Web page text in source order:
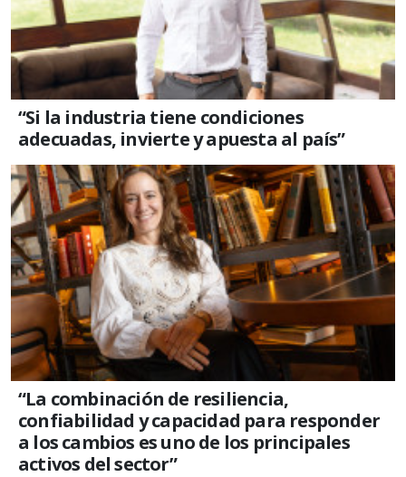
“Si la industria tiene condiciones
adecuadas, invierte y apuesta al país”
“La combinación de resiliencia,
confiabilidad y capacidad para responder
a los cambios es uno de los principales
activos del sector”